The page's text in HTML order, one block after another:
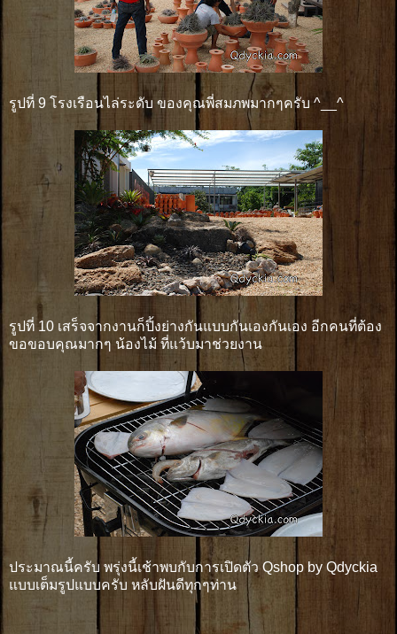
รูปที่ 9 โรงเรือนไล่ระดับ ของคุณพี่สมภพมากๆครับ ^__^
รูปที่ 10 เสร็จจากงานก็ปิ้งย่างกันแบบกันเองกันเอง อีกคนที่ต้อง
ขอขอบคุณมากๆ น้องไม้ ที่แว้บมาช่วยงาน
ประมาณนี้ครับ พรุ่งนี้เช้าพบกับการเปิดตัว Qshop by Qdyckia
แบบเต็มรูปแบบครับ หลับฝันดีทุกๆท่าน